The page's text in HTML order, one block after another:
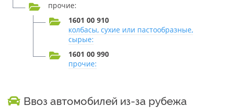
прочие:
1601 00 910
колбасы, сухие или пастообразные,
сырые:
1601 00 990
прочие:
Ввоз автомобилей из-за рубежа